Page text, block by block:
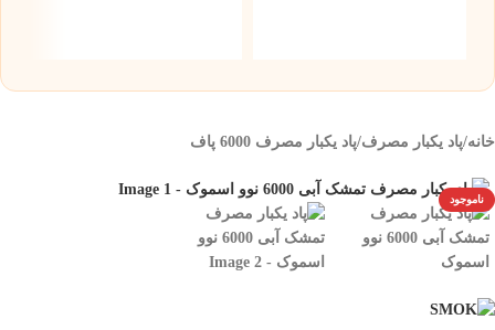
خانه/پاد یکبار مصرف/پاد یکبار مصرف 6000 پاف
ناموجود